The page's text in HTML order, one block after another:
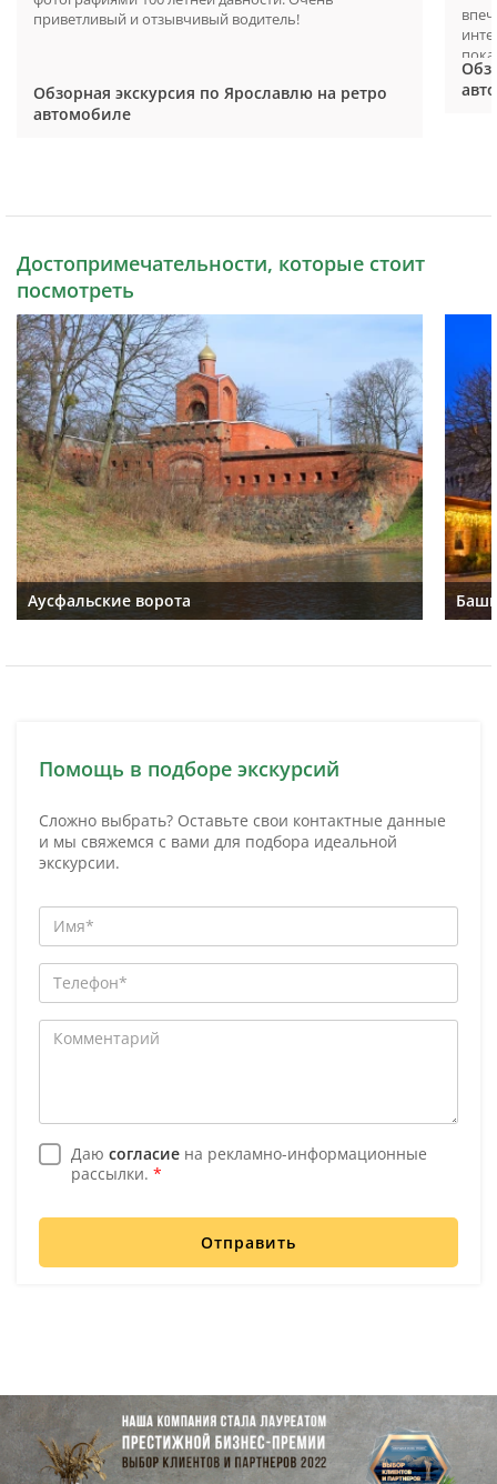
приветливый и отзывчивый водитель!
Обзорная экскурсия по Ярославлю на ретро
автомобиле
Достопримечательности, которые стоит
посмотреть
Аусфальские ворота
Помощь в подборе экскурсий
Сложно выбрать? Оставьте свои контактные данные
и мы свяжемся с вами для подбора идеальной
экскурсии.
Даю согласие на рекламно-информационные
рассылки. *
Отправить